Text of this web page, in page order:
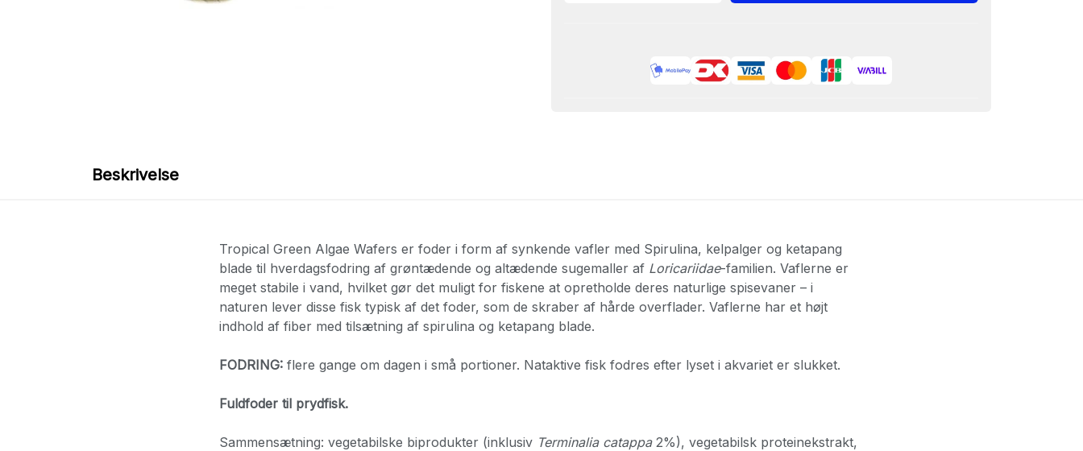
Beskrivelse
Tropical Green Algae Wafers er foder i form af synkende vafler med Spirulina, kelpalger og ketapang
blade til hverdagsfodring af grøntædende og altædende sugemaller af Loricariidae-familien. Vaflerne er
meget stabile i vand, hvilket gør det muligt for fiskene at opretholde deres naturlige spisevaner – i
naturen lever disse fisk typisk af det foder, som de skraber af hårde overflader. Vaflerne har et højt
indhold af fiber med tilsætning af spirulina og ketapang blade.
FODRING: flere gange om dagen i små portioner. Nataktive fisk fodres efter lyset i akvariet er slukket.
Fuldfoder til prydfisk.
Sammensætning: vegetabilske biprodukter (inklusiv Terminalia catappa2%), vegetabilsk proteinekstrakt,